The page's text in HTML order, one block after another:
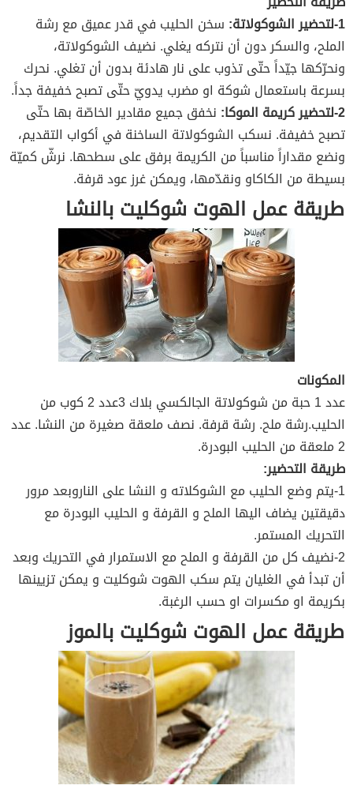
1-لتحضير الشوكولاتة:
سخن الحليب في قدر عميق مع رشة
الملح، والسكر دون أن نتركه يغلي. نضيف الشوكولاتة،
ونحرّكها جيّداً حتّى تذوب على نار هادئة بدون أن تغلي. نحرك
بسرعة باستعمال شوكة او مضرب يدويّ حتّى تصبح خفيفة جداً.
2-لتحضير كريمة الموكا:
نخفق جميع مقادير الخاصّة بها حتّى
تصبح خفيفة. نسكب الشوكولاتة الساخنة في أكواب التقديم،
ونضع مقداراً مناسباً من الكريمة برفق على سطحها. نرشّ كميّة
بسيطة من الكاكاو ونقدّمها، ويمكن غرز عود قرفة.
طريقة عمل الهوت شوكليت بالنشا
المكونات
عدد 1 حبة من شوكولاتة الجالكسي بلاك 3عدد 2 كوب من
الحليب.رشة ملح. رشة قرفة. نصف ملعقة صغيرة من النشا. عدد
2 ملعقة من الحليب البودرة.
طريقة التحضير:
1-يتم وضع الحليب مع الشوكلاته و النشا على الناروبعد مرور
دقيقتين يضاف اليها الملح و القرفة و الحليب البودرة مع
التحريك المستمر.
2-نضيف كل من القرفة و الملح مع الاستمرار في التحريك وبعد
أن تبدأ في الغليان يتم سكب الهوت شوكليت و يمكن تزيينها
بكريمة او مكسرات او حسب الرغبة.
طريقة عمل الهوت شوكليت بالموز